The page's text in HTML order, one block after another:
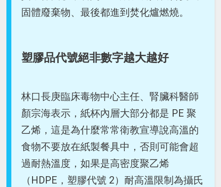
固體廢棄物、最後都進到焚化爐燃燒。
塑膠品代號絕非數字越大越好
林口長庚臨床毒物中心主任、腎臟科醫師
顏宗海表示，紙杯內層大部分都是 PE 聚
乙烯，這是為什麼常常衛教宣導說高溫的
食物不要放在紙製餐具中，否則可能會超
過耐熱溫度，如果是高密度聚乙烯
（HDPE，塑膠代號 2）耐高溫限制為攝氏